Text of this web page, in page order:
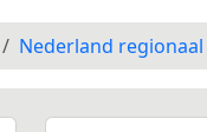
Nederland regionaal